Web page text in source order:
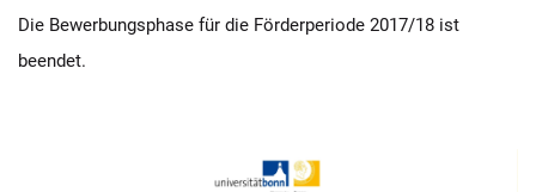
Die Bewerbungsphase für die Förderperiode 2017/18 ist
beendet.